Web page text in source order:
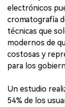
electrónicos
cromatografía
técnicas que
modernos de
costosas y
para los
Un estudio
54% de los